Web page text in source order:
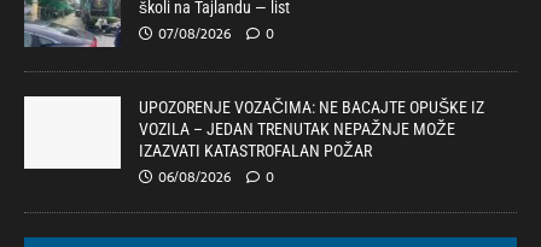
školi na Tajlandu — list
07/08/2026 0
UPOZORENJE VOZAČIMA: NE BACAJTE OPUŠKE IZ
VOZILA – JEDAN TRENUTAK NEPAŽNJE MOŽE
IZAZVATI KATASTROFALAN POŽAR
06/08/2026 0